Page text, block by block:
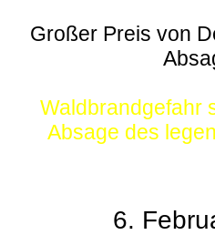
Großer Preis von
Waldbrandgefahr
Absage des
6.